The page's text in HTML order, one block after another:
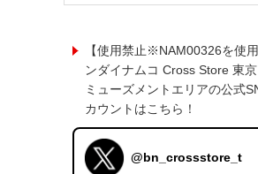
【使用禁止※NAM00326を使
ンダイナムコ Cross Store 東
ミューズメントエリアの公式
カウントはこちら！
@bn_crossstore_t